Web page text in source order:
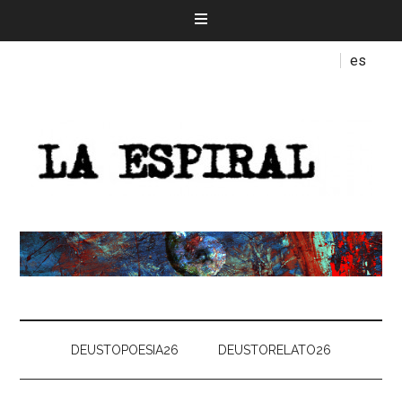
es
DEUSTOPOESIA26 DEUSTORELATO26